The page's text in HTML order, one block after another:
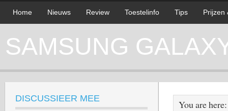
Home Nieuws Review Toestelinfo Tips Prijzen
SAMSUNG
You are
DISCUSSIEER MEE